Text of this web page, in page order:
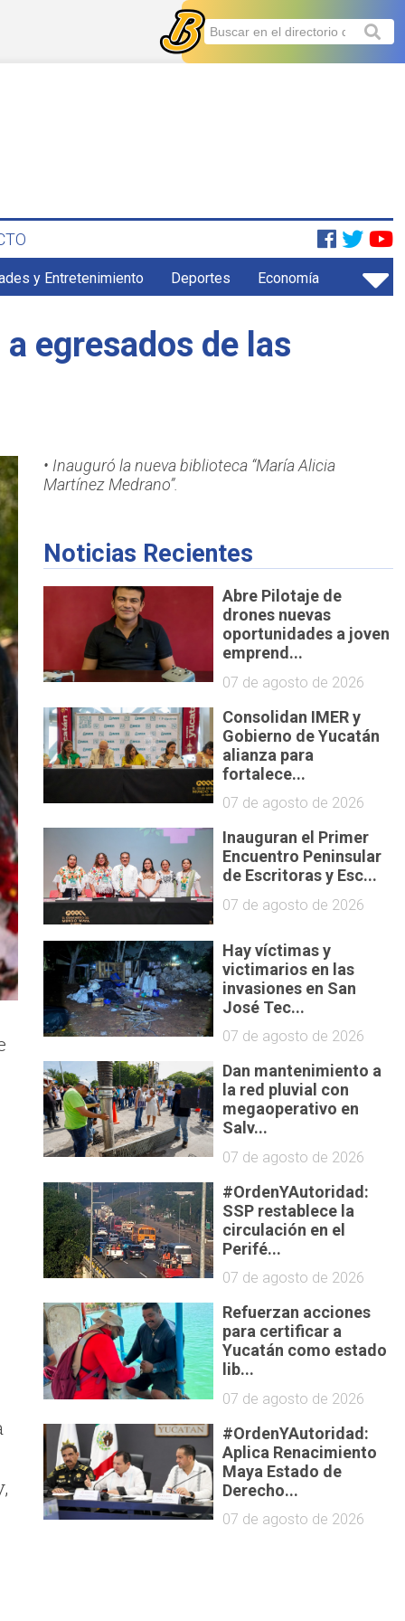
y Entretenimiento Deportes Economía
egresados de las
• Inauguró la nueva biblioteca “María Alicia
Martínez Medrano”.
Noticias Recientes
Abre Pilotaje de
drones nuevas
oportunidades a joven
emprend...
07 de agosto de 2026
Consolidan IMER y
Gobierno de Yucatán
alianza para
fortalece...
07 de agosto de 2026
Inauguran el Primer
Encuentro Peninsular
de Escritoras y Esc...
07 de agosto de 2026
Hay víctimas y
victimarios en las
invasiones en San
José Tec...
07 de agosto de 2026
Dan mantenimiento a
la red pluvial con
megaoperativo en
Salv...
07 de agosto de 2026
#OrdenYAutoridad:
SSP restablece la
circulación en el
Perifé...
07 de agosto de 2026
Refuerzan acciones
para certificar a
Yucatán como estado
lib...
07 de agosto de 2026
#OrdenYAutoridad:
Aplica Renacimiento
Maya Estado de
Derecho...
07 de agosto de 2026